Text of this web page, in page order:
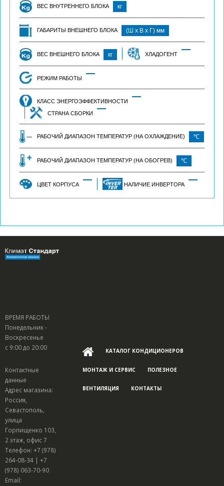
ВЕС ВНУТРЕННЕГО БЛОКА кг
ГАБАРИТЫ ВНЕШНЕГО БЛОКА (Ш х В х Г) мм
ВЕС ВНЕШНЕГО БЛОКА кг ХЛАДОГЕНТ
РЕЖИМ РАБОТЫ
КЛАСС ЭНЕРГОЭФФЕКТИВНОСТИ
СТРАНА СБОРКИ
РАБОЧИЙ ДИАПАЗОН ТЕМПЕРАТУР (НА ОХЛАЖДЕНИЕ) ℃
РАБОЧИЙ ДИАПАЗОН ТЕМПЕРАТУР (НА ОБОГРЕВ) ℃
ЦВЕТ КОРПУСА НАЛИЧИЕ ИНВЕРТОРА
ВРЕМЯ РАБОТЫ
Понедельник -
Воскресенье
с 9:00 до 20:00
Контактные
данные
Адрес магазина:
Россия,
Севастополь,
улица
Горпищенко 103,
2 этаж, офис 7
Телефон: +7 (978)
264-08-34 | +7
(978) 063-70-90
Email:
КАТАЛОГ КОНДИЦИОНЕРОВ
МОНТАЖ И СЕРВИС ПОЛЕЗНОЕ
ВЕНТИЛЯЦИЯ КОНТАКТЫ